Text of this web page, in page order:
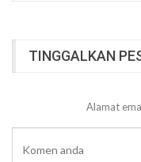
TINGGALKAN
Alamat